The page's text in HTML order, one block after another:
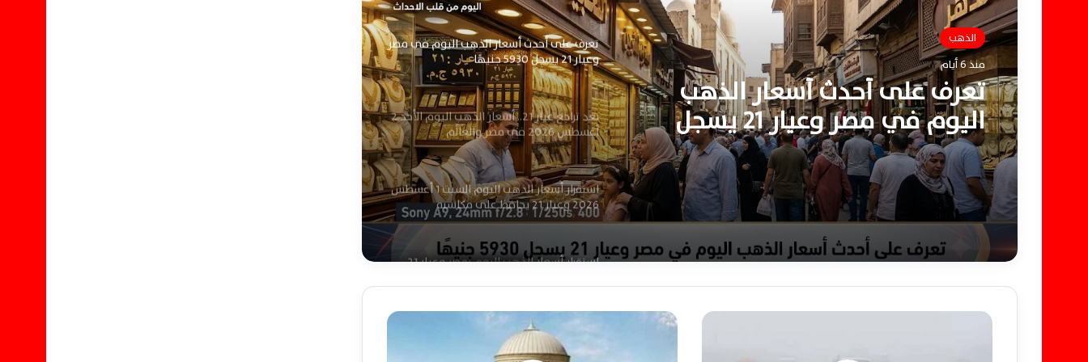
الذهب
منذ 6 أيام
تعرف على أحدث أسعار الذهب
اليوم في مصر وعيار 21 يسجل
5930 جنيهًا
تعرف على أحدث أسعار الذهب اليوم في مصر
وعيار 21 يسجل 5930 جنيهًا
بعد تراجع عيار 21.. أسعار الذهب اليوم الأحد 2
أغسطس 2026 في مصر والعالم
استقرار أسعار الذهب اليوم السبت 1 أغسطس
2026 وعيار 21 يحافظ على مكاسبه
استقرار أسعار الذهب اليوم بمصر وعيار 21
وعيار 14 يسجل 4000 جنيه
د
ر